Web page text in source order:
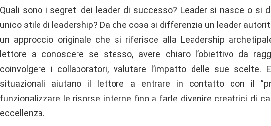
Quali sono i segreti dei leader di successo? Leader si nasce o si
unico stile di leadership? Da che cosa si differenzia un leader
un approccio originale che si riferisce alla Leadership
lettore a conoscere se stesso, avere chiaro l’obiettivo da
coinvolgere i collaboratori, valutare l’impatto delle sue scelte.
situazionali aiutano il lettore a entrare in contatto con il
funzionalizzare le risorse interne fino a farle divenire creatrici di
eccellenza.